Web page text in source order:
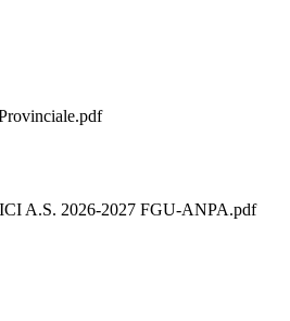
A.S. 2026-2027 FGU-ANPA.pdf